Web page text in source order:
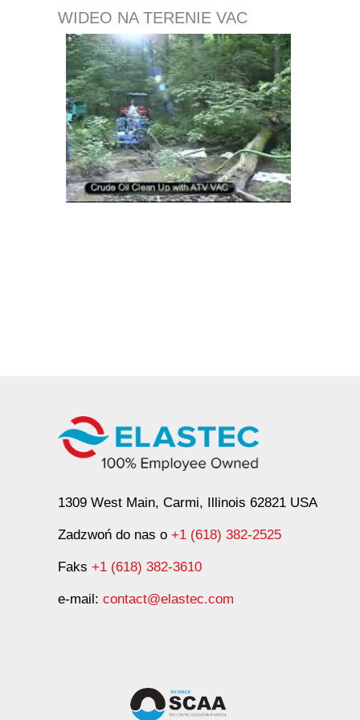
WIDEO NA TERENIE VAC
1309 West Main, Carmi, Illinois 62821 USA
Zadzwoń do nas o +1 (618) 382-2525
Faks +1 (618) 382-3610
e-mail: contact@elastec.com